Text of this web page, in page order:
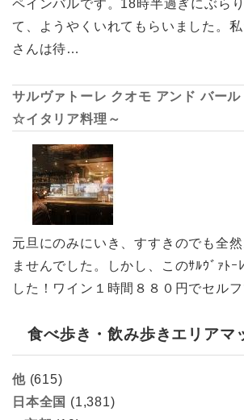
ペインバルです。18時半過ぎにぶら
て、ようやくいれてもらいました。
さんは待…
サルヴァトーレ クオモ アンド バー
☆イタリア料理～
元旦にのみにいき、すすきのでも全
ませんでした。しかし、このｻﾙｳﾞｧﾄｰ
した！ワイン１時間８８０円でセル
食べ歩き・飲み歩きエリアマ
他(615)
日本全国 (1,381)